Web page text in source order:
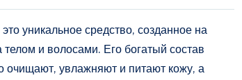
уникальное средство, созданное на
и волосами. Его богатый состав
очищают, увлажняют и питают кожу, а